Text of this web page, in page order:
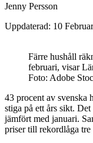
Jenny Persson
Uppdaterad: 10
Färre hushåll
februari, visar
Foto: Adobe
43 procent av svenska
stiga på ett års sikt.
jämfört med januari.
priser till rekordlåga tre